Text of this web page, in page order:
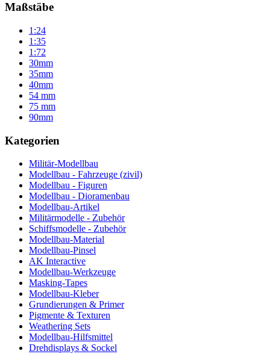
Maßstäbe
1:24
1:35
1:72
30mm
35mm
40mm
54 mm
75 mm
90mm
Kategorien
Militär-Modellbau
Modellbau - Fahrzeuge (zivil)
Modellbau - Figuren
Modellbau - Dioramenbau
Modellbau-Artikel
Militärmodelle - Zubehör
Schiffsmodelle - Zubehör
Modellbau-Material
Modellbau-Pinsel
AK Interactive
Modellbau-Werkzeuge
Masking-Tapes
Modellbau-Kleber
Grundierungen & Primer
Pigmente & Texturen
Weathering Sets
Modellbau-Hilfsmittel
Drehdisplays & Sockel